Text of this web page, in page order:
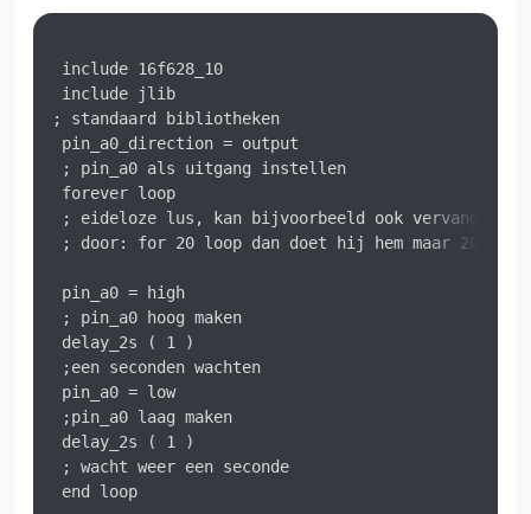
include 16f628_10
include jlib
; standaard bibliotheken
pin_a0_direction = output
; pin_a0 als uitgang instellen
forever loop
; eideloze lus, kan bijvoorbeeld ook vervangen
; door: for 20 loop dan doet hij hem maar 20 keer
pin_a0 = high
; pin_a0 hoog maken
delay_2s ( 1 )
;een seconden wachten
pin_a0 = low
;pin_a0 laag maken
delay_2s ( 1 )
; wacht weer een seconde
end loop